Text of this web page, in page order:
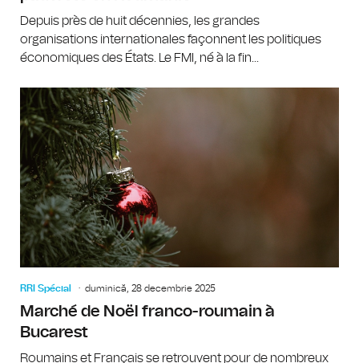
Depuis près de huit décennies, les grandes
organisations internationales façonnent les politiques
économiques des États. Le FMI, né à la fin...
RRI Spécial duminică, 28 decembrie 2025
Marché de Noël franco-roumain à
Bucarest
Roumains et Français se retrouvent pour de nombreux